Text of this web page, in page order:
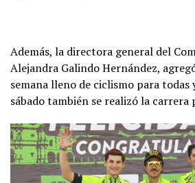
Además, la directora general del
Alejandra Galindo Hernández,
semana lleno de ciclismo para
sábado también se realizó la carrera